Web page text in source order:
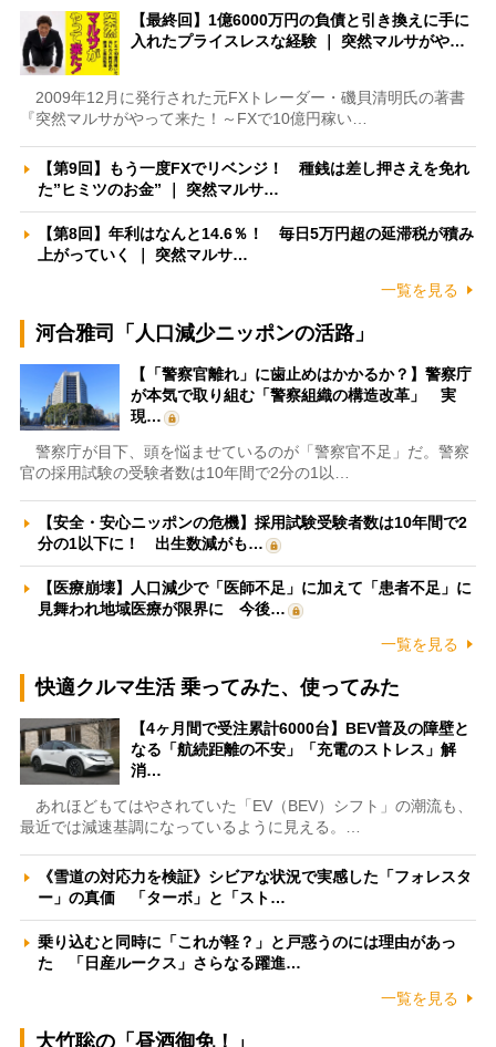
【最終回】1億6000万円の負債と引き換えに手に
入れたプライスレスな経験 ｜ 突然マルサがや…
2009年12月に発行された元FXトレーダー・磯貝清明氏の著書
『突然マルサがやって来た！～FXで10億円稼い…
【第9回】もう一度FXでリベンジ！ 種銭は差し押さえを免れ
た”ヒミツのお金” ｜ 突然マルサ…
【第8回】年利はなんと14.6％！ 毎日5万円超の延滞税が積み
上がっていく ｜ 突然マルサ…
一覧を見る
河合雅司「人口減少ニッポンの活路」
【「警察官離れ」に歯止めはかかるか？】警察庁
が本気で取り組む「警察組織の構造改革」 実
現…
警察庁が目下、頭を悩ませているのが「警察官不足」だ。警察
官の採用試験の受験者数は10年間で2分の1以…
【安全・安心ニッポンの危機】採用試験受験者数は10年間で2
分の1以下に！ 出生数減がも…
【医療崩壊】人口減少で「医師不足」に加えて「患者不足」に
見舞われ地域医療が限界に 今後…
一覧を見る
快適クルマ生活 乗ってみた、使ってみた
【4ヶ月間で受注累計6000台】BEV普及の障壁と
なる「航続距離の不安」「充電のストレス」解
消…
あれほどもてはやされていた「EV（BEV）シフト」の潮流も、
最近では減速基調になっているように見える。…
《雪道の対応力を検証》シビアな状況で実感した「フォレスタ
ー」の真価 「ターボ」と「スト…
乗り込むと同時に「これが軽？」と戸惑うのには理由があっ
た 「日産ルークス」さらなる躍進…
一覧を見る
大竹聡の「昼酒御免！」